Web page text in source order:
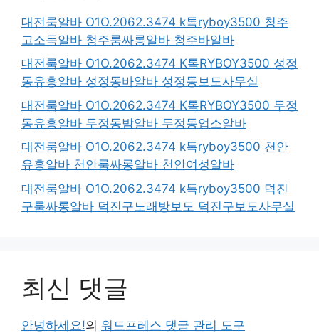
대전룸알바 O1O.2062.3474 k톡ryboy3500 청주
고소득알바 청주룸싸롱알바 청주바알바
대전룸알바 O1O.2062.3474 K톡RYBOY3500 성정
동유흥알바 성정동바알바 성정동보도사무실
대전룸알바 O1O.2062.3474 K톡RYBOY3500 두정
동유흥알바 두정동밤알바 두정동업소알바
대전룸알바 O1O.2062.3474 k톡ryboy3500 천안
유흥알바 천안룸싸롱알바 천안여성알바
대전룸알바 O1O.2062.3474 k톡ryboy3500 덕진
구룸싸롱알바 덕진구노래방보도 덕진구보도사무실
최신 댓글
안녕하세요!의 워드프레스 댓글 관리 도구